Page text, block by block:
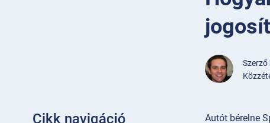
Szerző
Cikk navigáció
Autót bérelne